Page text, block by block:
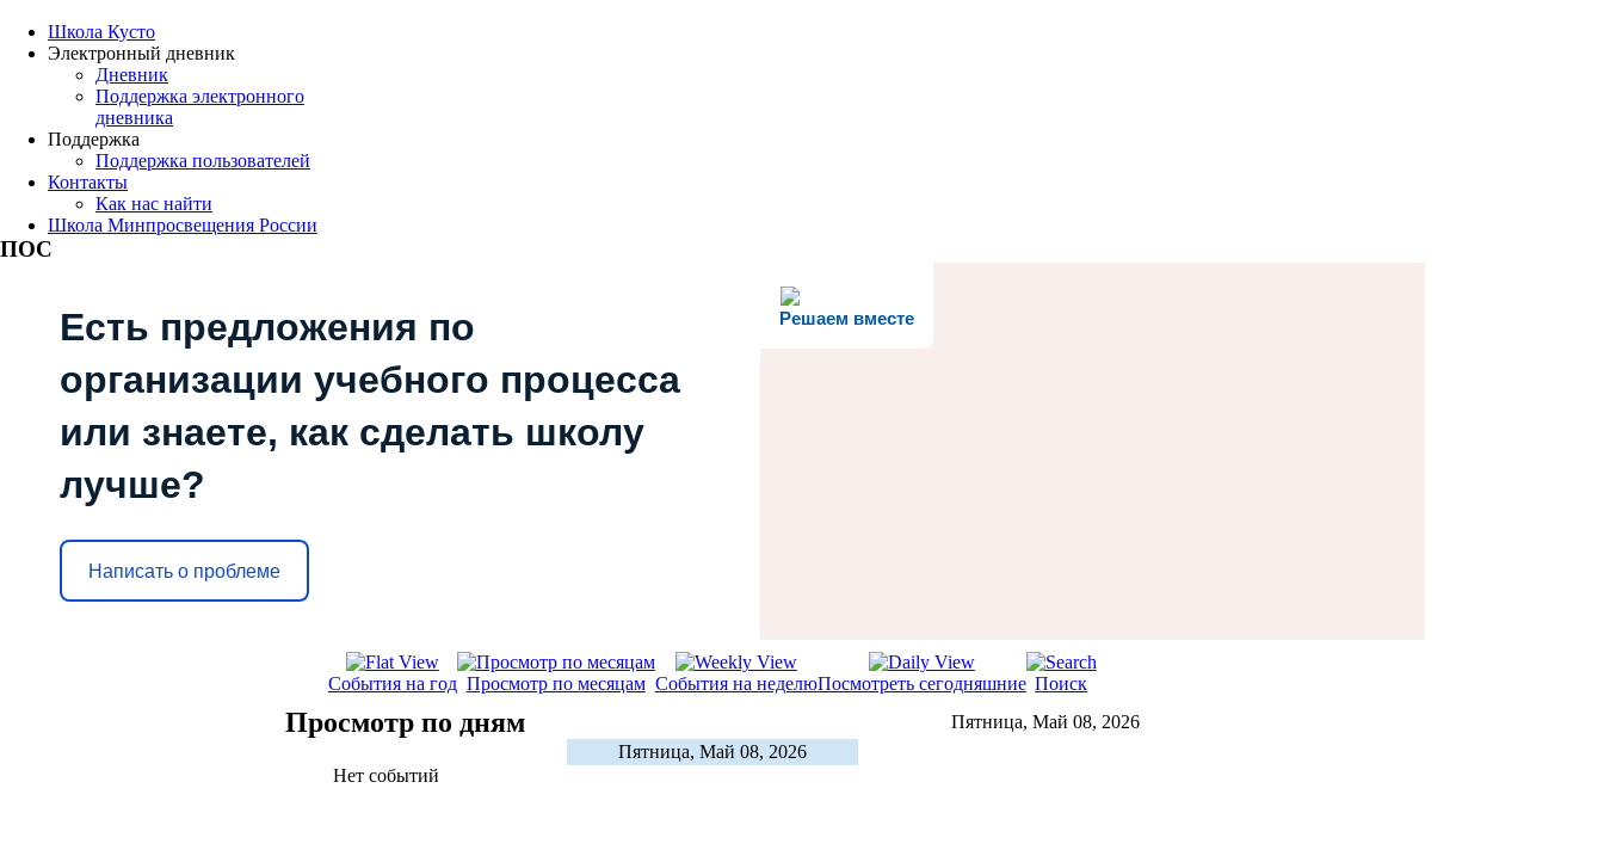
Школа Кусто
Электронный дневник
Дневник
Поддержка электронного
дневника
Поддержка
Поддержка пользователей
Контакты
Как нас найти
Школа Минпросвещения России
ПОС
Решаем вместе
Есть предложения по
организации учебного процесса
или знаете, как сделать школу
лучше?
Написать о проблеме
События на год Просмотр по месяцам События на неделюПосмотреть сегодняшние Поиск
Просмотр по дням
Пятница, Май 08, 2026
Пятница, Май 08, 2026
Нет событий